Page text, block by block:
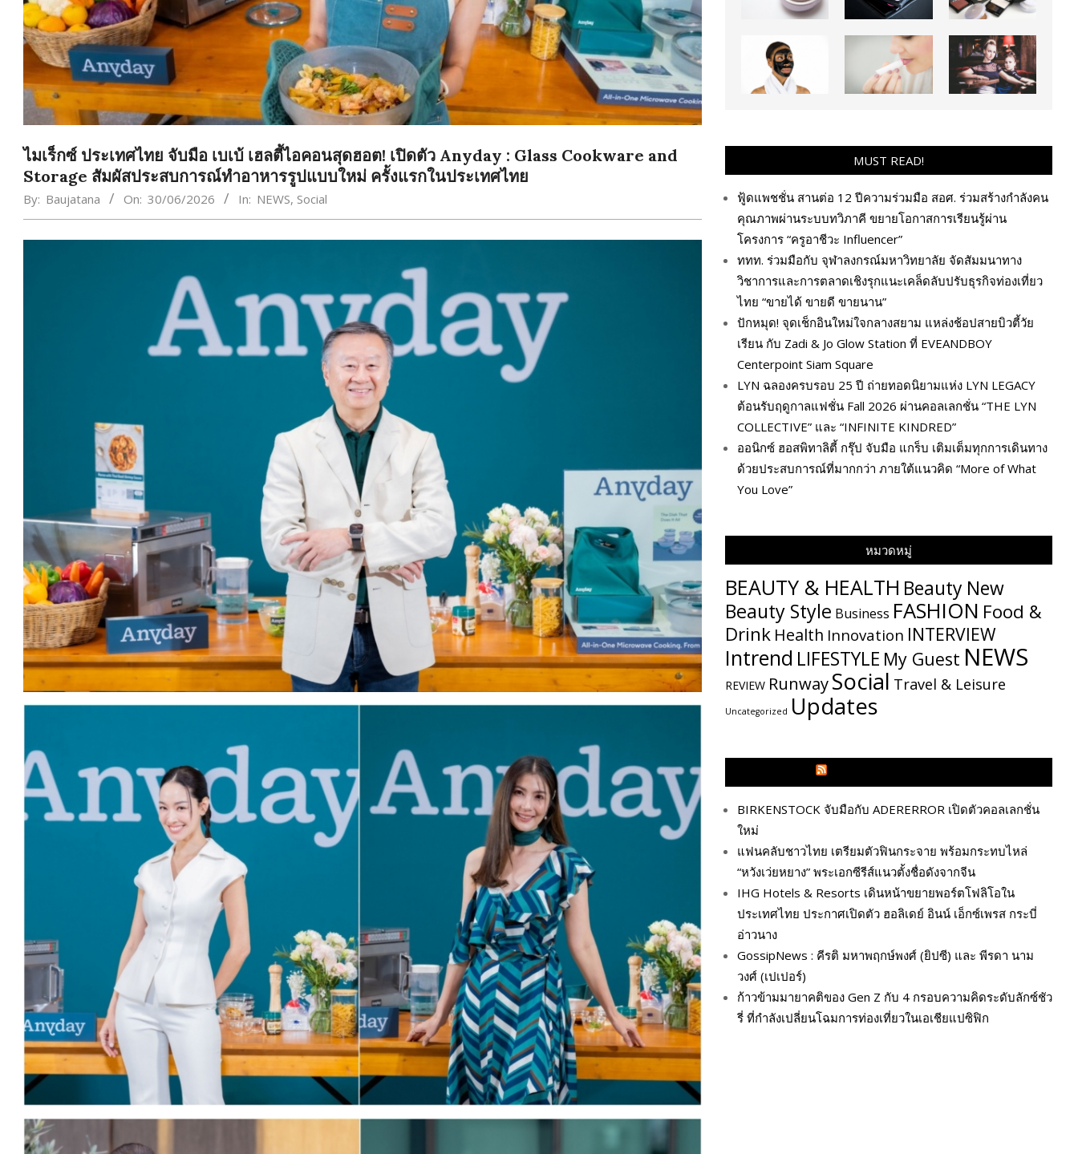
ไมเร็กซ์ ประเทศไทย จับมือ เบเบ้ เฮลตี้ไอคอนสุดฮอต! เปิดตัว Anyday : Glass Cookware and
Storage สัมผัสประสบการณ์ทำอาหารรูปแบบใหม่ ครั้งแรกในประเทศไทย
By: Baujatana On: 30/06/2026 In: NEWS, Social
MUST READ!
ฟู้ดแพชชั่น สานต่อ 12 ปีความร่วมมือ สอศ. ร่วมสร้างกำลังคน
คุณภาพผ่านระบบทวิภาคี ขยายโอกาสการเรียนรู้ผ่าน
โครงการ “ครูอาชีวะ Influencer”
ททท. ร่วมมือกับ จุฬาลงกรณ์มหาวิทยาลัย จัดสัมมนาทาง
วิชาการและการตลาดเชิงรุกแนะเคล็ดลับปรับธุรกิจท่องเที่ยว
ไทย “ขายได้ ขายดี ขายนาน”
ปักหมุด! จุดเช็กอินใหม่ใจกลางสยาม แหล่งช้อปสายบิวตี้วัย
เรียน กับ Zadi & Jo Glow Station ที่ EVEANDBOY
Centerpoint Siam Square
LYN ฉลองครบรอบ 25 ปี ถ่ายทอดนิยามแห่ง LYN LEGACY
ต้อนรับฤดูกาลแฟชั่น Fall 2026 ผ่านคอลเลกชั่น “THE LYN
COLLECTIVE” และ “INFINITE KINDRED”
ออนิกซ์ ฮอสพิทาลิตี้ กรุ๊ป จับมือ แกร็บ เติมเต็มทุกการเดินทาง
ด้วยประสบการณ์ที่มากกว่า ภายใต้แนวคิด “More of What
You Love”
หมวดหมู่
BEAUTY & HEALTH Beauty New
Beauty Style Business FASHION Food &
Drink Health Innovation INTERVIEW
Intrend LIFESTYLE My​ Guest NEWS
REVIEW RunwaySocial Travel & Leisure
Uncategorized Updates
BIRKENSTOCK จับมือกับ ADERERROR เปิดตัวคอลเลกชั่น
ใหม่
แฟนคลับชาวไทย เตรียมตัวฟินกระจาย พร้อมกระทบไหล่
“หวังเว่ยหยาง” พระเอกซีรีส์แนวตั้งชื่อดังจากจีน
IHG Hotels & Resorts เดินหน้าขยายพอร์ตโฟลิโอใน
ประเทศไทย ประกาศเปิดตัว ฮอลิเดย์ อินน์ เอ็กซ์เพรส กระบี่
อ่าวนาง
GossipNews : คีรติ มหาพฤกษ์พงศ์ (ยิปซี) และ พีรดา นาม
วงศ์ (เปเปอร์)
ก้าวข้ามมายาคติของ Gen Z กับ 4 กรอบความคิดระดับลักซ์ชัว
รี่ ที่กำลังเปลี่ยนโฉมการท่องเที่ยวในเอเชียแปซิฟิก